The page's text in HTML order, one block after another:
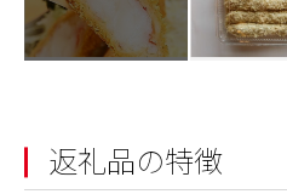
返礼品の特徴